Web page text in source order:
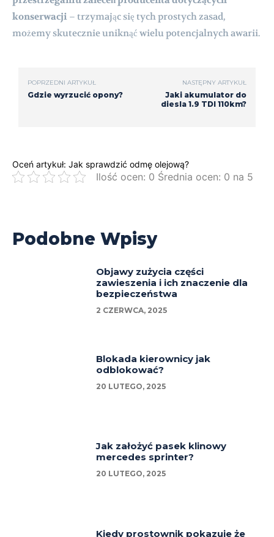
konserwacji – trzymając się tych prostych zasad,
możemy skutecznie uniknąć wielu potencjalnych awarii.
POPRZEDNI ARTYKUŁ
Gdzie wyrzucić opony?
NASTĘPNY ARTYKUŁ
Jaki akumulator do
diesla 1.9 TDI 110km?
Oceń artykuł: Jak sprawdzić odmę olejową?
Ilość ocen: 0 Średnia ocen: 0 na 5
Podobne Wpisy
Objawy zużycia części
zawieszenia i ich znaczenie dla
bezpieczeństwa
2 CZERWCA, 2025
Blokada kierownicy jak
odblokować?
20 LUTEGO, 2025
Jak założyć pasek klinowy
mercedes sprinter?
20 LUTEGO, 2025
Kiedy prostownik pokazuje że